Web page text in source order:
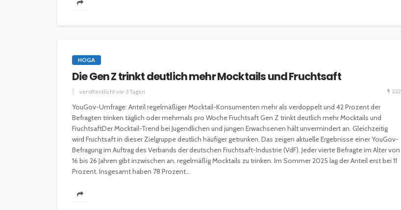
HOGA
Die Gen Z trinkt deutlich mehr Mocktails und Fruchtsaft
veröffentlicht vor 3 Tagen 222
YouGov-Umfrage: Anteil regelmäßiger Mocktail-Konsumenten mehr als verdoppelt und 42 Prozent der
Befragten trinken täglich oder mehrmals pro Woche Fruchtsaft Gen Z trinkt deutlich mehr Mocktails und
FruchtsaftDer Mocktail-Trend bei Jugendlichen und jungen Erwachsenen hält unvermindert an. Gleichzeitig
wird Fruchtsaft in dieser Zielgruppe deutlich häufiger getrunken. Das zeigen aktuelle Ergebnisse einer YouGov-
Befragung im Auftrag des Verbands der deutschen Fruchtsaft-Industrie (VdF). Jeder vierte Befragte im Alter von
16 bis 26 Jahren gibt inzwischen an, regelmäßig Mocktails zu trinken. Im Sommer 2025 lag der Anteil erst bei 11
Prozent. Insgesamt haben 78 Prozent...